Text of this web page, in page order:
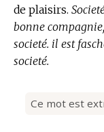
de plaisirs.
bonne
societé. il est
societé.
Ce mot est